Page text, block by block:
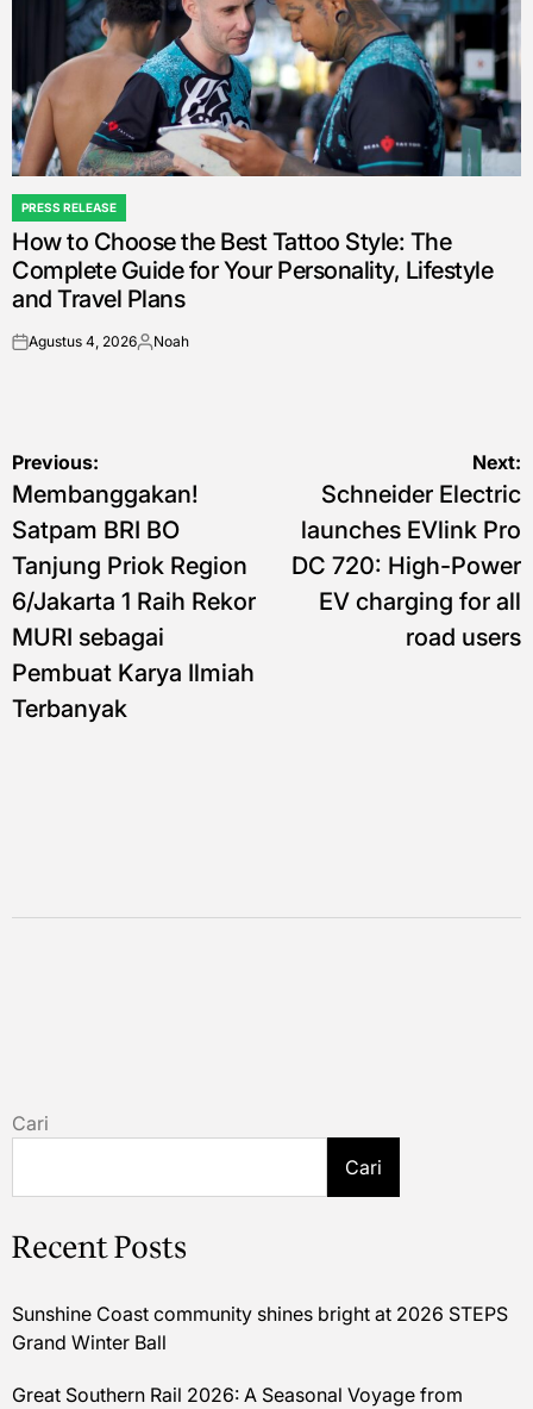
POSTED
IN
PRESS RELEASE
How to Choose the Best Tattoo Style: The
Complete Guide for Your Personality, Lifestyle
and Travel Plans
onAgustus 4, 2026Posted
Noah
Navigasi
pos
Previous:
Membanggakan!
Satpam BRI BO
Tanjung Priok Region
6/Jakarta 1 Raih Rekor
MURI sebagai
Pembuat Karya Ilmiah
Terbanyak
Next:
Schneider Electric
launches EVlink Pro
DC 720: High-Power
EV charging for all
road users
Cari
Cari
Recent Posts
Sunshine Coast community shines bright at 2026 STEPS
Grand Winter Ball
Great Southern Rail 2026: A Seasonal Voyage from